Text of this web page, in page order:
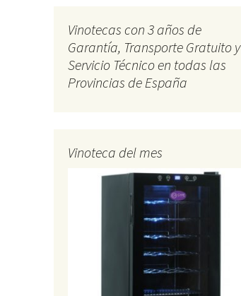
Vinotecas con 3 años de
Garantía, Transporte Gratuito y
Servicio Técnico en todas las
Provincias de España
Vinoteca del mes